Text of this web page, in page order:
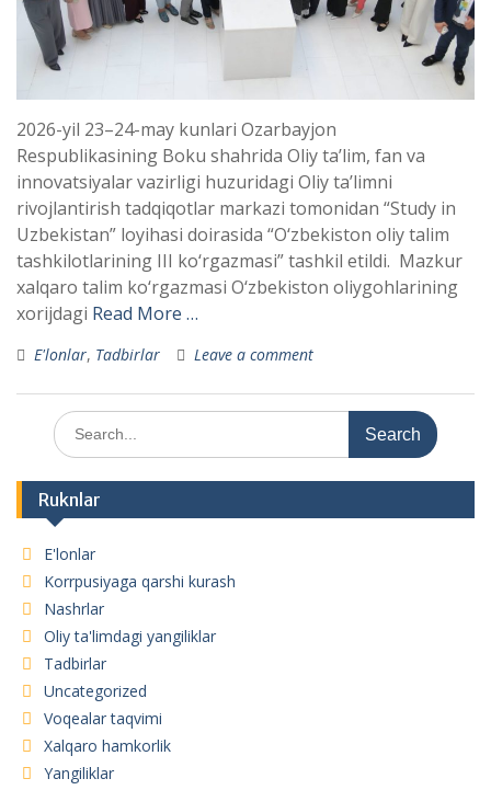
2026-yil 23–24-may kunlari Ozarbayjon
Respublikasining Boku shahrida Oliy taʼlim, fan va
innovatsiyalar vazirligi huzuridagi Oliy taʼlimni
rivojlantirish tadqiqotlar markazi tomonidan “Study in
Uzbekistan” loyihasi doirasida “O‘zbekiston oliy talim
tashkilotlarining III ko‘rgazmasi” tashkil etildi. Mazkur
xalqaro talim ko‘rgazmasi O‘zbekiston oliygohlarining
xorijdagi Read More …
E'lonlar, Tadbirlar Leave a comment
Search
for:
Ruknlar
E'lonlar
Korrpusiyaga qarshi kurash
Nashrlar
Oliy ta'limdagi yangiliklar
Tadbirlar
Uncategorized
Voqealar taqvimi
Xalqaro hamkorlik
Yangiliklar